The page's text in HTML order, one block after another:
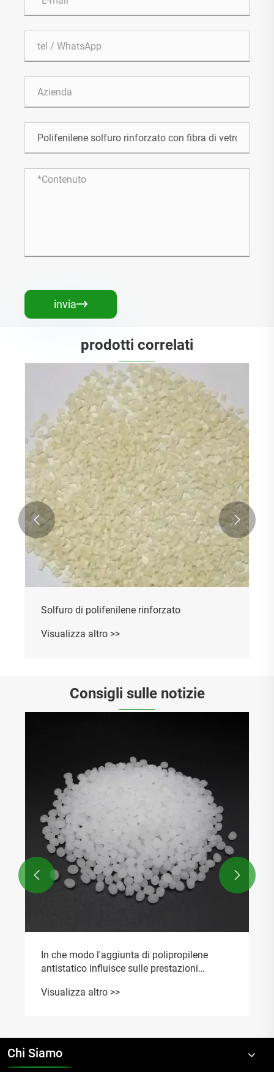
invia
prodotti correlati
Solfuro di polifenilene rinforzato
Visualizza altro >>
 
Consigli sulle notizie
In che modo l'aggiunta di polipropilene
antistatico influisce sulle prestazioni
polipropilene?
Visualizza altro >>
 
Chi Siamo